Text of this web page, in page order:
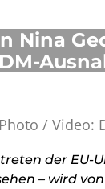
Nina
/ Video:
der EU-
– wird